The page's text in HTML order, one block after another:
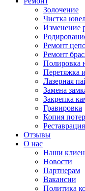
Золочение
Чистка
Изменение
Ремонт
Ремонт
Полировка
Перетяжка
Лазерная
Замена
Закрепка
Гравировка
Копия
Отзывы
О нас
Наши
Новости
Партнерам
Вакансии
Политика